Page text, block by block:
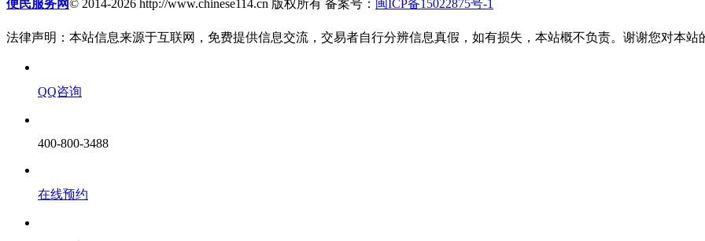
便民服务网© 2014-2026 http://www.chinese114.cn 版权所有 备案号： 闽ICP备15022875号-1
法律声明：本站信息来源于互联网，免费提供信息交流，交易者自行分辨信息真假，如有损失，本站概不负责。谢谢您对本站
QQ咨询
400-800-3488
在线预约